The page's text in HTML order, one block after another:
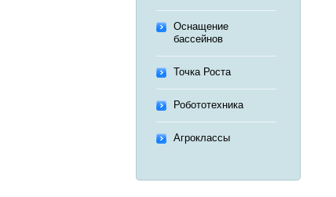
Оснащение
бассейнов
Точка Роста
Робототехника
Агроклассы